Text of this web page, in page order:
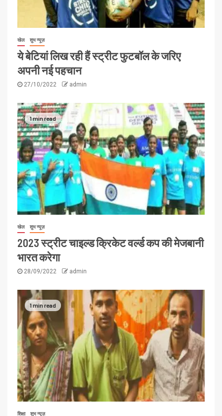
खेल शुभ न्यूज़
ये बेटियां लिख रही हैं स्ट्रीट फुटबॉल के जरिए
अपनी नई पहचान
27/10/2022 admin
1 min read
खेल शुभ न्यूज़
2023 स्ट्रीट चाइल्ड क्रिकेट वर्ल्ड कप की मेजबानी
भारत करेगा
28/09/2022 admin
1 min read
शिक्षा शुभ न्यूज़